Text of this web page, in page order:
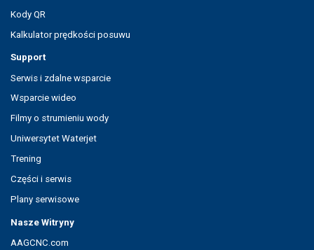
Kody QR
Kalkulator prędkości posuwu
Support
Serwis i zdalne wsparcie
Wsparcie wideo
Filmy o strumieniu wody
Uniwersytet Waterjet
Trening
Części i serwis
Plany serwisowe
Nasze Witryny
AAGCNC.com